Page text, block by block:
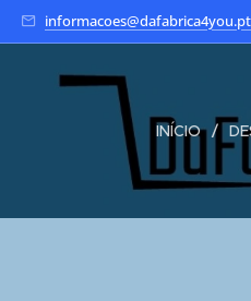
informacoes@dafabrica4you.pt
INÍCIO